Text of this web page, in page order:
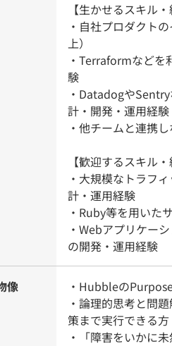
【生かせるスキル・
・自社プロダクト
上）
・Terraformなどを
験
・Datadogや
計・開発・運用経験
・他チームと連携
【歓迎するスキル・
・大規模なトラフ
計・運用経験
・Ruby等を用いた
・Webアプリケー
の開発・運用経験
像
・Hubbleの
・論理的思考と問
策まで実行できる方
・「障害をいかに